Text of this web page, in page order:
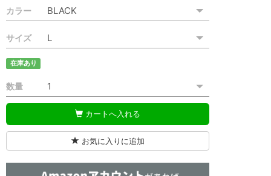
カラー
サイズ
在庫あり
数量
カートへ入れる
お気に入りに追加